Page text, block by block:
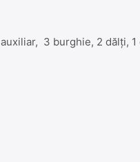
3 burghie, 2 dălţi,